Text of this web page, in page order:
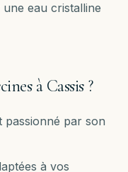
eau cristalline
à Cassis?
passionné par son
à vos